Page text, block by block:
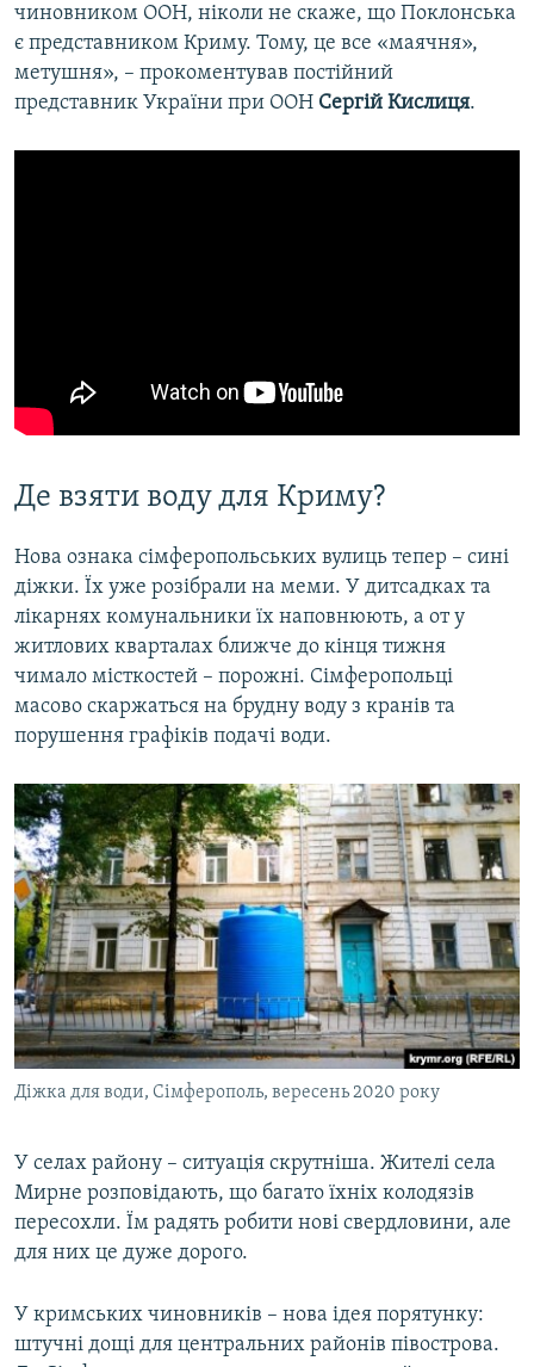
чиновником ООН, ніколи не скаже, що Поклонська
є представником Криму. Тому, це все «маячня»,
метушня», – прокоментував постійний
представник України при ООН Сергій Кислиця.
Де взяти воду для Криму?
Нова ознака сімферопольських вулиць тепер – сині
діжки. Їх уже розібрали на меми. У дитсадках та
лікарнях комунальники їх наповнюють, а от у
житлових кварталах ближче до кінця тижня
чимало місткостей – порожні. Сімферопольці
масово скаржаться на брудну воду з кранів та
порушення графіків подачі води.
Діжка для води, Сімферополь, вересень 2020 року
У селах району – ситуація скрутніша. Жителі села
Мирне розповідають, що багато їхніх колодязів
пересохли. Їм радять робити нові свердловини, але
для них це дуже дорого.
У кримських чиновників – нова ідея порятунку:
штучні дощі для центральних районів півострова.